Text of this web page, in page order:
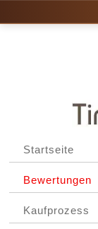
Startseite
Bewertungen
Kaufprozess